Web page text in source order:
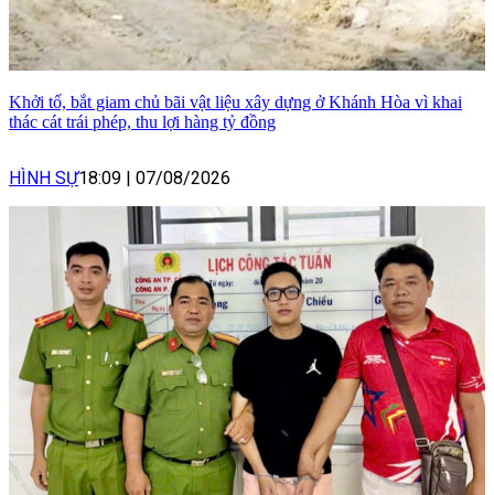
Khởi tố, bắt giam chủ bãi vật liệu xây dựng ở Khánh Hòa vì khai
thác cát trái phép, thu lợi hàng tỷ đồng
HÌNH SỰ18:09 07/08/2026